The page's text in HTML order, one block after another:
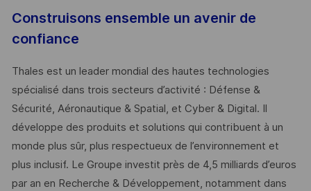
Construisons ensemble un avenir de
confiance
Thales est un leader mondial des hautes technologies
spécialisé dans trois secteurs d’activité : Défense &
Sécurité, Aéronautique & Spatial, et Cyber & Digital. Il
développe des produits et solutions qui contribuent à un
monde plus sûr, plus respectueux de l’environnement et
plus inclusif. Le Groupe investit près de 4,5 milliards d’euros
par an en Recherche & Développement, notamment dans